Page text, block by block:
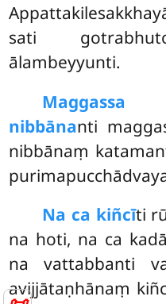
sati
ālambeyyunti.
nibbānanti
nibbānaṃ
Na ca kiñcīti
na hoti, na ca
na vattabbanti
avijjātaṇhānaṃ